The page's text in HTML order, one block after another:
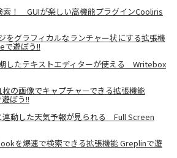
索！ GUIが楽しい高機能プラグインCooliris
をグラフィカルなランチャー状にする拡張機
遊ぼう!!
したテキストエディターが使える Writebox
の画像でキャプチャーできる拡張機能
ぼう!!
動した天気予報が見られる Full Screen
を爆速で検索できる拡張機能 Greplinで遊